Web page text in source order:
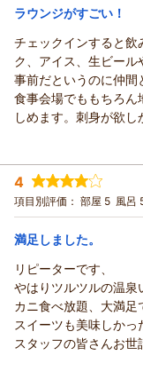
お食事につきまして
一品一品丁寧にご提
想いが伝わりました
「なにもかも丁寧な
いとのお声までいた
た。
今後もより一層ご満
アップルおもてなし向
そして朝食。りんごを
はのメニューも多く、
合で朝食のみのプラ
は少し後悔しています
そして何より素晴らし
客です。特に子どもた
総じて、「また来たい
夕食付きプランで宿泊
ている方には、ぜひお
宿泊価格帯： 12,001～
青森のお宿 ホテルアッ
くれぼん様
この度は当館をご利
いただき誠にありが
ご家族皆さまでのご
ウェルカムラウンジ
はりんご風呂をお楽
けたとのこと、何よ
お子さまたちにもお
って大きな励みとなり
きましては、ご不便
た。
本来であれば常に十
き届かず心苦しく存
今後は定期的な確認
ラウンジがすごい！
チェックインすると飲
ク、アイス、生ビー
事前だというのに仲間
食事会場でももちろん
しめます。刺身が欲
子ども用の甚平の用
女性には嬉しいポイン
食事会場でもフロン
っけない雰囲気でした
宿泊時期： 2026年04月
投稿者： まいまいさん
宿泊プラン： 【冬の超得
付」～バイキング＜ダイ
宿泊価格帯： 17,001～
青森のお宿 ホテルアッ
まいまい様
この度は、数あるお
にありがとうござい
数々のお褒めの言葉
4
項目別評価： 部屋 5 風呂
満足しました。
リピーターです、
やはりツルツルの温泉
カニ食べ放題、大満足
スイーツも美味しかっ
スタッフの皆さんお世